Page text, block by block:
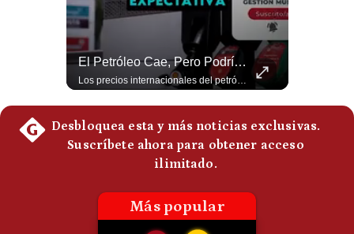
Frecuentes
El Petróleo Cae, Pero Podría Dispararse Nuevamente | #radar24
Los precios internacionales del petróleo retrocedieron ante la posibilidad de un acuerdo para reabrir el estrecho de Ormuz. Sin embargo, la caída responde solo a una expectativa diplomática y un nuevo ataque contra un buque podría hacer regresar rápidamente la prima de riesgo. #Petroleo #EstrechoDeOrmuz #EconomiaGlobal #MercadoPetrolero #Crudo #NoticiasEconomicas #Geopolitica #Shorts 👉 Suscríbete y activa la campana para no perderte nuestro análisis diario. 🌎 Síguenos en nuestras redes sociales: 📌 Web oficial: https://gestion.pe/mundo/ 📌 LinkedIn: http://bit.ly/3HYIET0 📌 X (Twitter): http://bit.ly/4noZtX9 📌 TikTok: http://bit.ly/4evB6TO